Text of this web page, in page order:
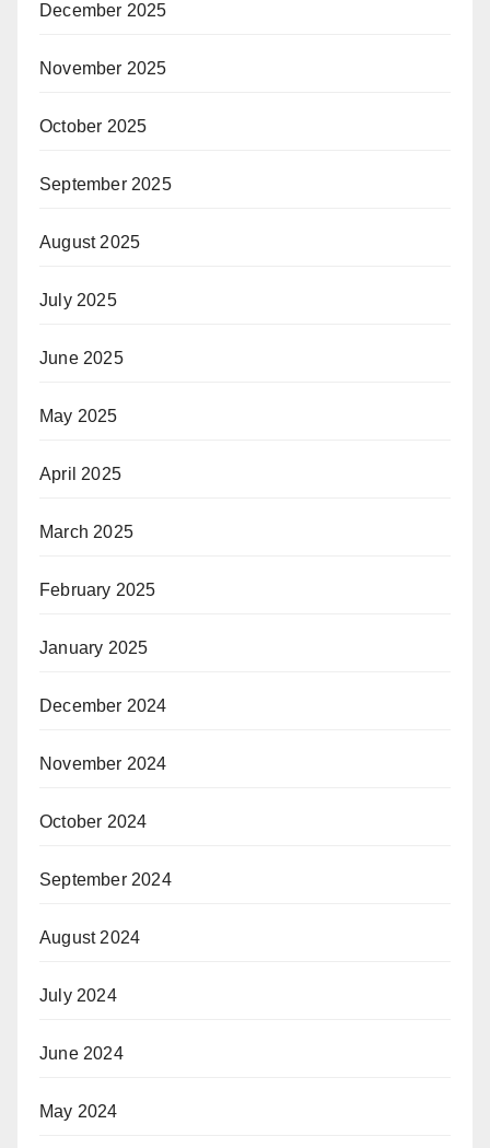
December 2025
November 2025
October 2025
September 2025
August 2025
July 2025
June 2025
May 2025
April 2025
March 2025
February 2025
January 2025
December 2024
November 2024
October 2024
September 2024
August 2024
July 2024
June 2024
May 2024